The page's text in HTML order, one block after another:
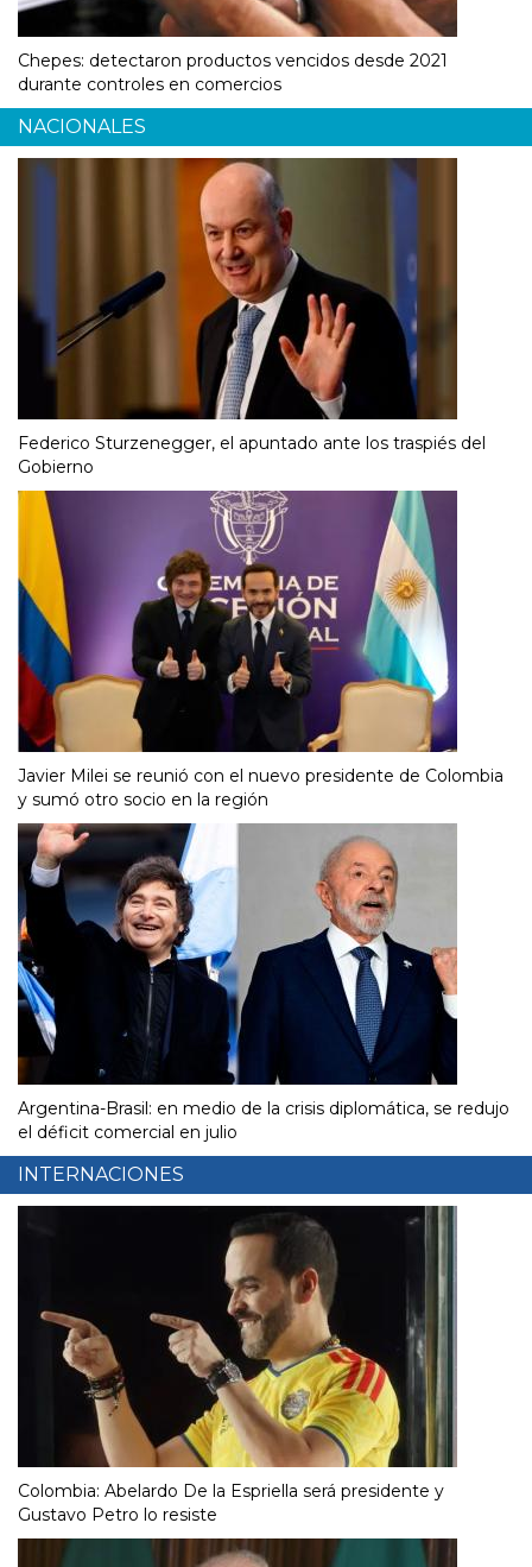
Chepes: detectaron productos vencidos desde 2021
durante controles en comercios
NACIONALES
Federico Sturzenegger, el apuntado ante los traspiés del
Gobierno
Javier Milei se reunió con el nuevo presidente de Colombia
y sumó otro socio en la región
Argentina-Brasil: en medio de la crisis diplomática, se redujo
el déficit comercial en julio
INTERNACIONES
Colombia: Abelardo De la Espriella será presidente y
Gustavo Petro lo resiste